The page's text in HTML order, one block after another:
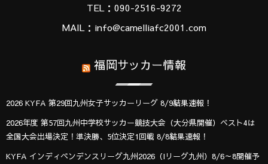
TEL：090-2516-9272
MAIL：info@camelliafc2001.com
福岡サッカー情報
2026 KYFA 第29回九州女子サッカーリーグ 8/9結果速報！
2026年度 第57回九州中学校サッカー競技大会（大分県開催）ベスト4は
全国大会出場決定！準決勝、5位決定1回戦 8/8結果速報！
KYFA インディペンデンスリーグ九州2026（Iリーグ九州）8/6～8開催予